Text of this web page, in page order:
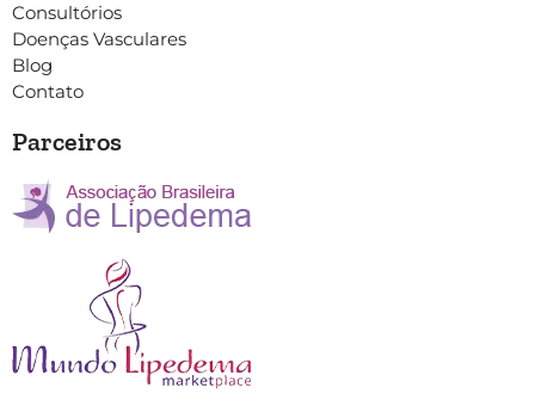
Consultórios
Doenças Vasculares
Blog
Contato
Parceiros